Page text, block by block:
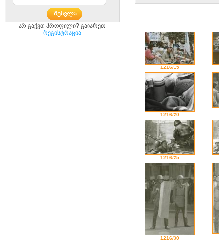
არ გაქვთ პროფილი? გაიარეთ
რეგისტრაცია
1216/15
1216/20
1216/25
1216/30